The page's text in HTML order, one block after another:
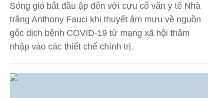
Sóng gió bắt đầu ập đến với cựu cố vấn y tế Nhà
trắng Anthony Fauci khi thuyết âm mưu về nguồn
gốc dịch bệnh COVID-19 từ mạng xã hội thâm
nhập vào các thiết chế chính trị.